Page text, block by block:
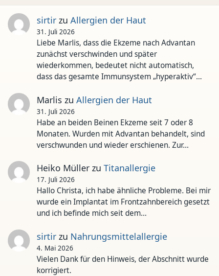
sirtirzu Allergien der Haut
31. Juli 2026
Liebe Marlis, dass die Ekzeme nach Advantan
zunächst verschwinden und später
wiederkommen, bedeutet nicht automatisch,
dass das gesamte Immunsystem „hyperaktiv“…
Marlis zu Allergien der Haut
31. Juli 2026
Habe an beiden Beinen Ekzeme seit 7 oder 8
Monaten. Wurden mit Advantan behandelt, sind
verschwunden und wieder erschienen. Zur…
Heiko Müllerzu Titanallergie
17. Juli 2026
Hallo Christa, ich habe ähnliche Probleme. Bei mir
wurde ein Implantat im Frontzahnbereich gesetzt
und ich befinde mich seit dem…
sirtirzu Nahrungsmittelallergie
4. Mai 2026
Vielen Dank für den Hinweis, der Abschnitt wurde
korrigiert.